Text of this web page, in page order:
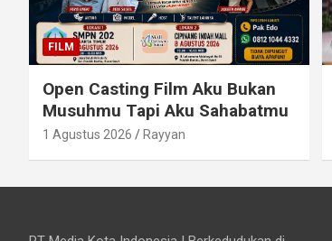
FILM
Open Casting Film Aku Bukan
Musuhmu Tapi Aku Sahabatmu
1 Agustus 2026 Rayyan